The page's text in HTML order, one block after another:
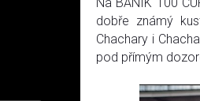
dobře známý
Chachary i
pod přímým